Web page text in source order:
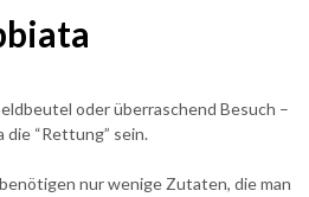
oder überraschend Besuch –
die “Rettung” sein.
nur wenige Zutaten, die man